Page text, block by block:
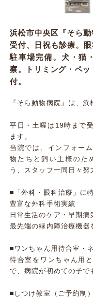
浜松市中央区『そら
受付、日祝も診療。
駐車場完備。犬・猫
察。トリミング・ペ
付。
『そら動物病院』は、
平日・土曜は19時まで
ます。
当院では、インフォー
物たちと飼い主様のた
う、スタッフ一同日々努
■「外科・眼科治療」に
豊富な外科手術実績
日常生活のケア・早期病
最先端の緑内障治療機器
■ワンちゃん用待合室・
待合室をワンちゃん用
で、病院が初めての子で
■しつけ教室（ご予約制）